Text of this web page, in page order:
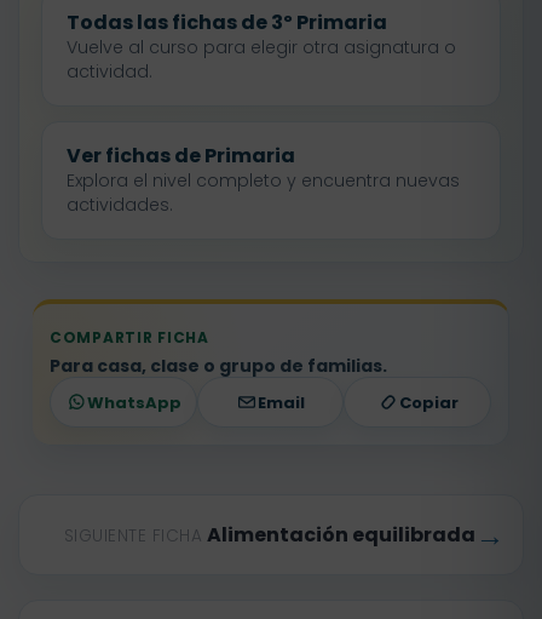
Todas las fichas de 3º Primaria
Vuelve al curso para elegir otra asignatura o
actividad.
Ver fichas de Primaria
Explora el nivel completo y encuentra nuevas
actividades.
COMPARTIR FICHA
Para casa, clase o grupo de familias.
WhatsApp Email Copiar
SIGUIENTE FICHA Alimentación equilibrada →